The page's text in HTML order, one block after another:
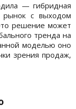
— гибридная
рынок с выходом
решение может
тренда на
моделью оно
зрения продаж,